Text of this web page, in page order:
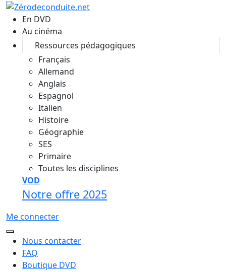
Aller au contenu principal
En DVD
Au cinéma
Ressources pédagogiques
Français
Allemand
Anglais
Espagnol
Italien
Histoire
Géographie
SES
Primaire
Toutes les disciplines
VOD
Notre offre 2025
Me connecter
Nous contacter
FAQ
Boutique DVD